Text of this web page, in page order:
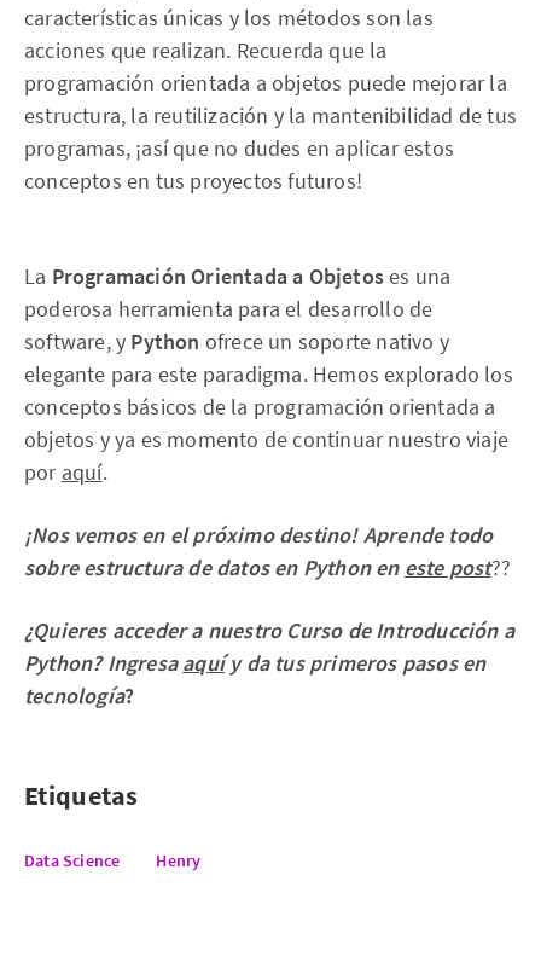
características únicas y los métodos son las
acciones que realizan. Recuerda que la
programación orientada a objetos puede mejorar la
estructura, la reutilización y la mantenibilidad de tus
programas, ¡así que no dudes en aplicar estos
conceptos en tus proyectos futuros!
La Programación Orientada a Objetoses una
poderosa herramienta para el desarrollo de
software, y Python ofrece un soporte nativo y
elegante para este paradigma. Hemos explorado los
conceptos básicos de la programación orientada a
objetos y ya es momento de continuar nuestro viaje
por aquí.
¡Nos vemos en el próximo destino! Aprende todo
sobre estructura de datos en Python en este post??
¿Quieres acceder a nuestro Curso de Introducción a
Python? Ingresaaquíy da tus primeros pasos en
tecnología?
Etiquetas
Data Science Henry